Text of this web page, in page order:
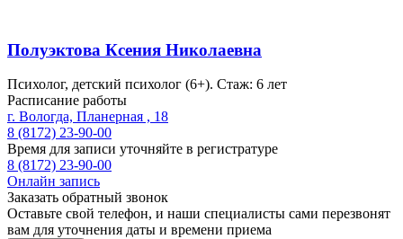
Полуэктова Ксения Николаевна
Психолог, детский психолог (6+). Стаж: 6 лет
Расписание работы
г. Вологда, Планерная , 18
8 (8172) 23-90-00
Время для записи уточняйте в регистратуре
8 (8172) 23-90-00
Онлайн запись
Заказать обратный звонок
Оставьте свой телефон, и наши специалисты сами перезвонят
вам для уточнения даты и времени приема